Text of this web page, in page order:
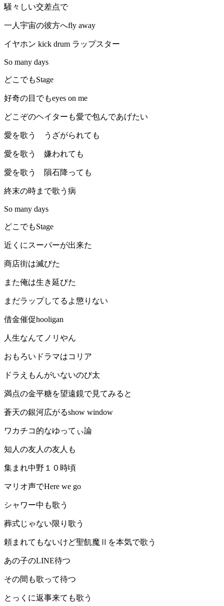
騒々しい交差点で
一人宇宙の彼方へfly away
イヤホン kick drum ラップスター
So many days
どこでもStage
好奇の目でもeyes on me
どこぞのヘイターも愛で包んであげたい
愛を歌う うざがられても
愛を歌う 嫌われても
愛を歌う 隕石降っても
終末の時まで歌う病
So many days
どこでもStage
近くにスーパーが出来た
商店街は滅びた
また俺は生き延びた
まだラップしてるよ懲りない
借金催促hooligan
人生なんてノリやん
おもろいドラマはコリア
ドラえもんがいないのび太
満点の金平糖を望遠鏡で見てみると
蒼天の銀河広がるshow window
ワカチコ的なゆってぃ論
知人の友人の友人も
集まれ中野１０時頃
マリオ声でHere we go
シャワー中も歌う
葬式じゃない限り歌う
頼まれてもないけど聖飢魔Ⅱを本気で歌う
あの子のLINE待つ
その間も歌って待つ
とっくに返事来ても歌う